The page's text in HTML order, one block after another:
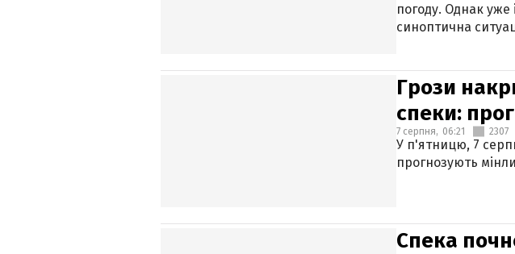
погоду. Однак
синоптична
Грози
спеки:
7 серпня, 06:21 2307
У п'ятницю, 7
прогнозують
Спека